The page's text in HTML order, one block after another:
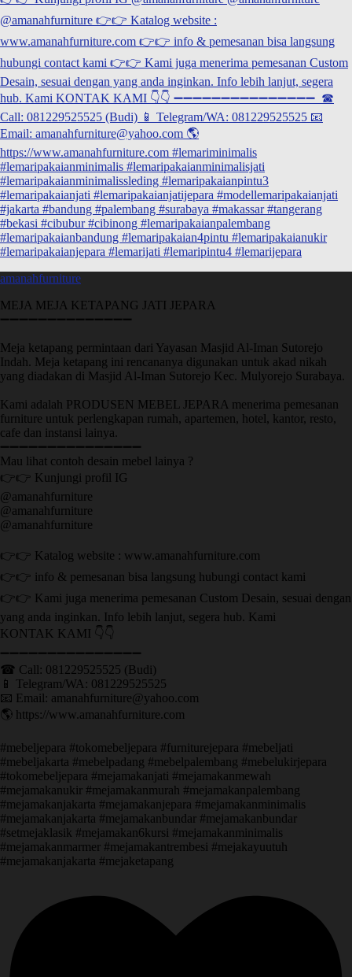
amanahfurniture
MEJA MEJA KETAPANG JATI JEPARA
➖➖➖➖➖➖➖➖➖➖➖➖➖➖
Meja ketapang permintaan dari Yayasan Masjid Al-Iman Sutorejo
Indah. Meja ketapang ini rencananya digunakan untuk akad nikah
yang diadakan di Masjid Al-Iman Sutorejo Kec. Mulyorejo Surabaya.
Kami adalah PRODUSEN MEBEL JEPARA menerima pemesanan
furniture untuk perlengkapan rumah, apartemen, hotel, kantor, resto,
cafe dan instansi lainya.
➖➖➖➖➖➖➖➖➖➖➖➖➖➖➖
Mau lihat contoh desain mebel lainya ?
👉👉 Kunjungi profil IG
@amanahfurniture
@amanahfurniture
@amanahfurniture
👉👉 Katalog website : www.amanahfurniture.com
👉👉 info & pemesanan bisa langsung hubungi contact kami
👉👉 Kami juga menerima pemesanan Custom Desain, sesuai dengan
yang anda inginkan. Info lebih lanjut, segera hub. Kami
KONTAK KAMI 👇👇
➖➖➖➖➖➖➖➖➖➖➖➖➖➖➖ ㅤ
☎ Call: 081229525525 (Budi)
📱 Telegram/WA: 081229525525
📧 Email: amanahfurniture@yahoo.com
🌎 https://www.amanahfurniture.com
#mebeljepara #tokomebeljepara #furniturejepara #mebeljati
#mebeljakarta #mebelpadang #mebelpalembang #mebelukirjepara
#tokomebeljepara #mejamakanjati #mejamakanmewah
#mejamakanukir #mejamakanmurah #mejamakanpalembang
#mejamakanjakarta #mejamakanjepara #mejamakanminimalis
#mejamakanjakarta #mejamakanbundar #mejamakanbundar
#setmejaklasik #mejamakan6kursi #mejamakanminimalis
#mejamakanmarmer #mejamakantrembesi #mejakayuutuh
#mejamakanjakarta #mejaketapang